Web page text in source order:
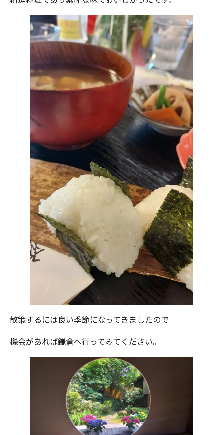
散策するには良い季節になってきましたので
機会があれば鎌倉へ行ってみてください。